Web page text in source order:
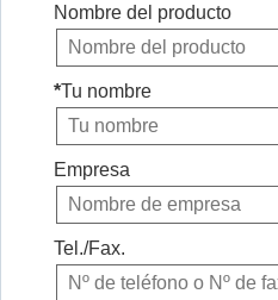
Nombre del producto
*Tu nombre
Empresa
Tel./Fax.